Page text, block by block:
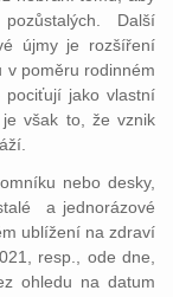
pozůstalých. Další
újmy je rozšíření
v poměru rodinném
pociťují jako vlastní
však to, že vznik
nebo desky,
a jednorázové
ublížení na zdraví
resp., ode dne,
ohledu na datum